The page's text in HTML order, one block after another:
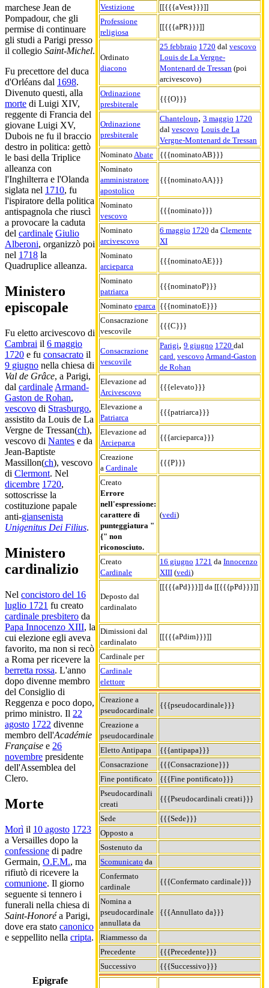
Vestizione
[[{{{aVest}}}]]
Professione
religiosa
[[{{{aPR}}}]]
Ordinato
diacono
25 febbraio 1720 dal vescovo
Louis de La Vergne-
Montenard de Tressan (poi
arcivescovo)
Ordinazione
presbiterale
{{{O}}}
Ordinazione
presbiterale
Chanteloup, 3 maggio 1720
dal vescovo Louis de La
Vergne-Montenard de Tressan
Nominato Abate
{{{nominatoAB}}}
Nominato
amministratore
apostolico
{{{nominatoAA}}}
Nominato
vescovo
{{{nominato}}}
Nominato
arcivescovo
6 maggio 1720 da Clemente
XI
Nominato
arcieparca
{{{nominatoAE}}}
Nominato
patriarca
{{{nominatoP}}}
Nominato eparca {{{nominatoE}}}
Consacrazione
vescovile
{{{C}}}
Consacrazione
vescovile
Parigi, 9 giugno 1720 dal
card. vescovo Armand-Gaston
de Rohan
Elevazione ad
Arcivescovo
{{{elevato}}}
Elevazione a
Patriarca
{{{patriarca}}}
Elevazione ad
Arcieparca
{{{arcieparca}}}
Creazione
a Cardinale
{{{P}}}
Creato
Errore
nell'espressione:
carattere di
punteggiatura "
{" non
riconosciuto.
(vedi)
Creato
Cardinale
16 giugno 1721 da Innocenzo
XIII (vedi)
Deposto dal
cardinalato
[[{{{aPd}}}]] da [[{{{pPd}}}]]
Dimissioni dal
cardinalato
[[{{{aPdim}}}]]
Cardinale per
Cardinale
elettore
Creazione a
pseudocardinale
{{{pseudocardinale}}}
Creazione a
pseudocardinale
Eletto Antipapa
{{{antipapa}}}
Consacrazione
{{{Consacrazione}}}
Fine pontificato
{{{Fine pontificato}}}
Pseudocardinali
creati
{{{Pseudocardinali creati}}}
Sede
{{{Sede}}}
Opposto a
Sostenuto da
Scomunicato da
Confermato
cardinale
{{{Confermato cardinale}}}
Nomina a
pseudocardinale
annullata da
{{{Annullato da}}}
Riammesso da
Precedente
{{{Precedente}}}
Successivo
{{{Successivo}}}
marchese Jean de
Pompadour, che gli
permise di continuare
gli studi a Parigi presso
il collegio Saint-Michel.
Fu precettore del duca
d'Orléans dal 1698.
Divenuto questi, alla
morte di Luigi XIV,
reggente di Francia del
giovane Luigi XV,
Dubois ne fu il braccio
destro in politica: gettò
le basi della Triplice
alleanza con
l'Inghilterra e l'Olanda
siglata nel 1710, fu
l'ispiratore della politica
antispagnola che riuscì
a provocare la caduta
del cardinale Giulio
Alberoni, organizzò poi
nel 1718 la
Quadruplice alleanza.
Ministero
episcopale
Fu eletto arcivescovo di
Cambrai il 6 maggio
1720 e fu consacrato il
9 giugno nella chiesa di
Val de Grâce, a Parigi,
dal cardinale Armand-
Gaston de Rohan,
vescovo di Strasburgo,
assistito da Louis de La
Vergne de Tressan(ch),
vescovo di Nantes e da
Jean-Baptiste
Massillon(ch), vescovo
di Clermont. Nel
dicembre 1720,
sottoscrisse la
costituzione papale
anti-giansenista
Unigenitus Dei Filius.
Ministero
cardinalizio
Nel concistoro del 16
luglio 1721 fu creato
cardinale presbitero da
Papa Innocenzo XIII, la
cui elezione egli aveva
favorito, ma non si recò
a Roma per ricevere la
berretta rossa. L'anno
dopo divenne membro
del Consiglio di
Reggenza e poco dopo,
primo ministro. Il 22
agosto 1722 divenne
membro dell'Académie
Française e 26
novembre presidente
dell'Assemblea del
Clero.
Morte
Morì il 10 agosto 1723
a Versailles dopo la
confessione di padre
Germain, O.F.M., ma
rifiutò di ricevere la
comunione. Il giorno
seguente si tennero i
funerali nella chiesa di
Saint-Honoréa Parigi,
dove era stato canonico
e seppellito nella cripta.
Epigrafe